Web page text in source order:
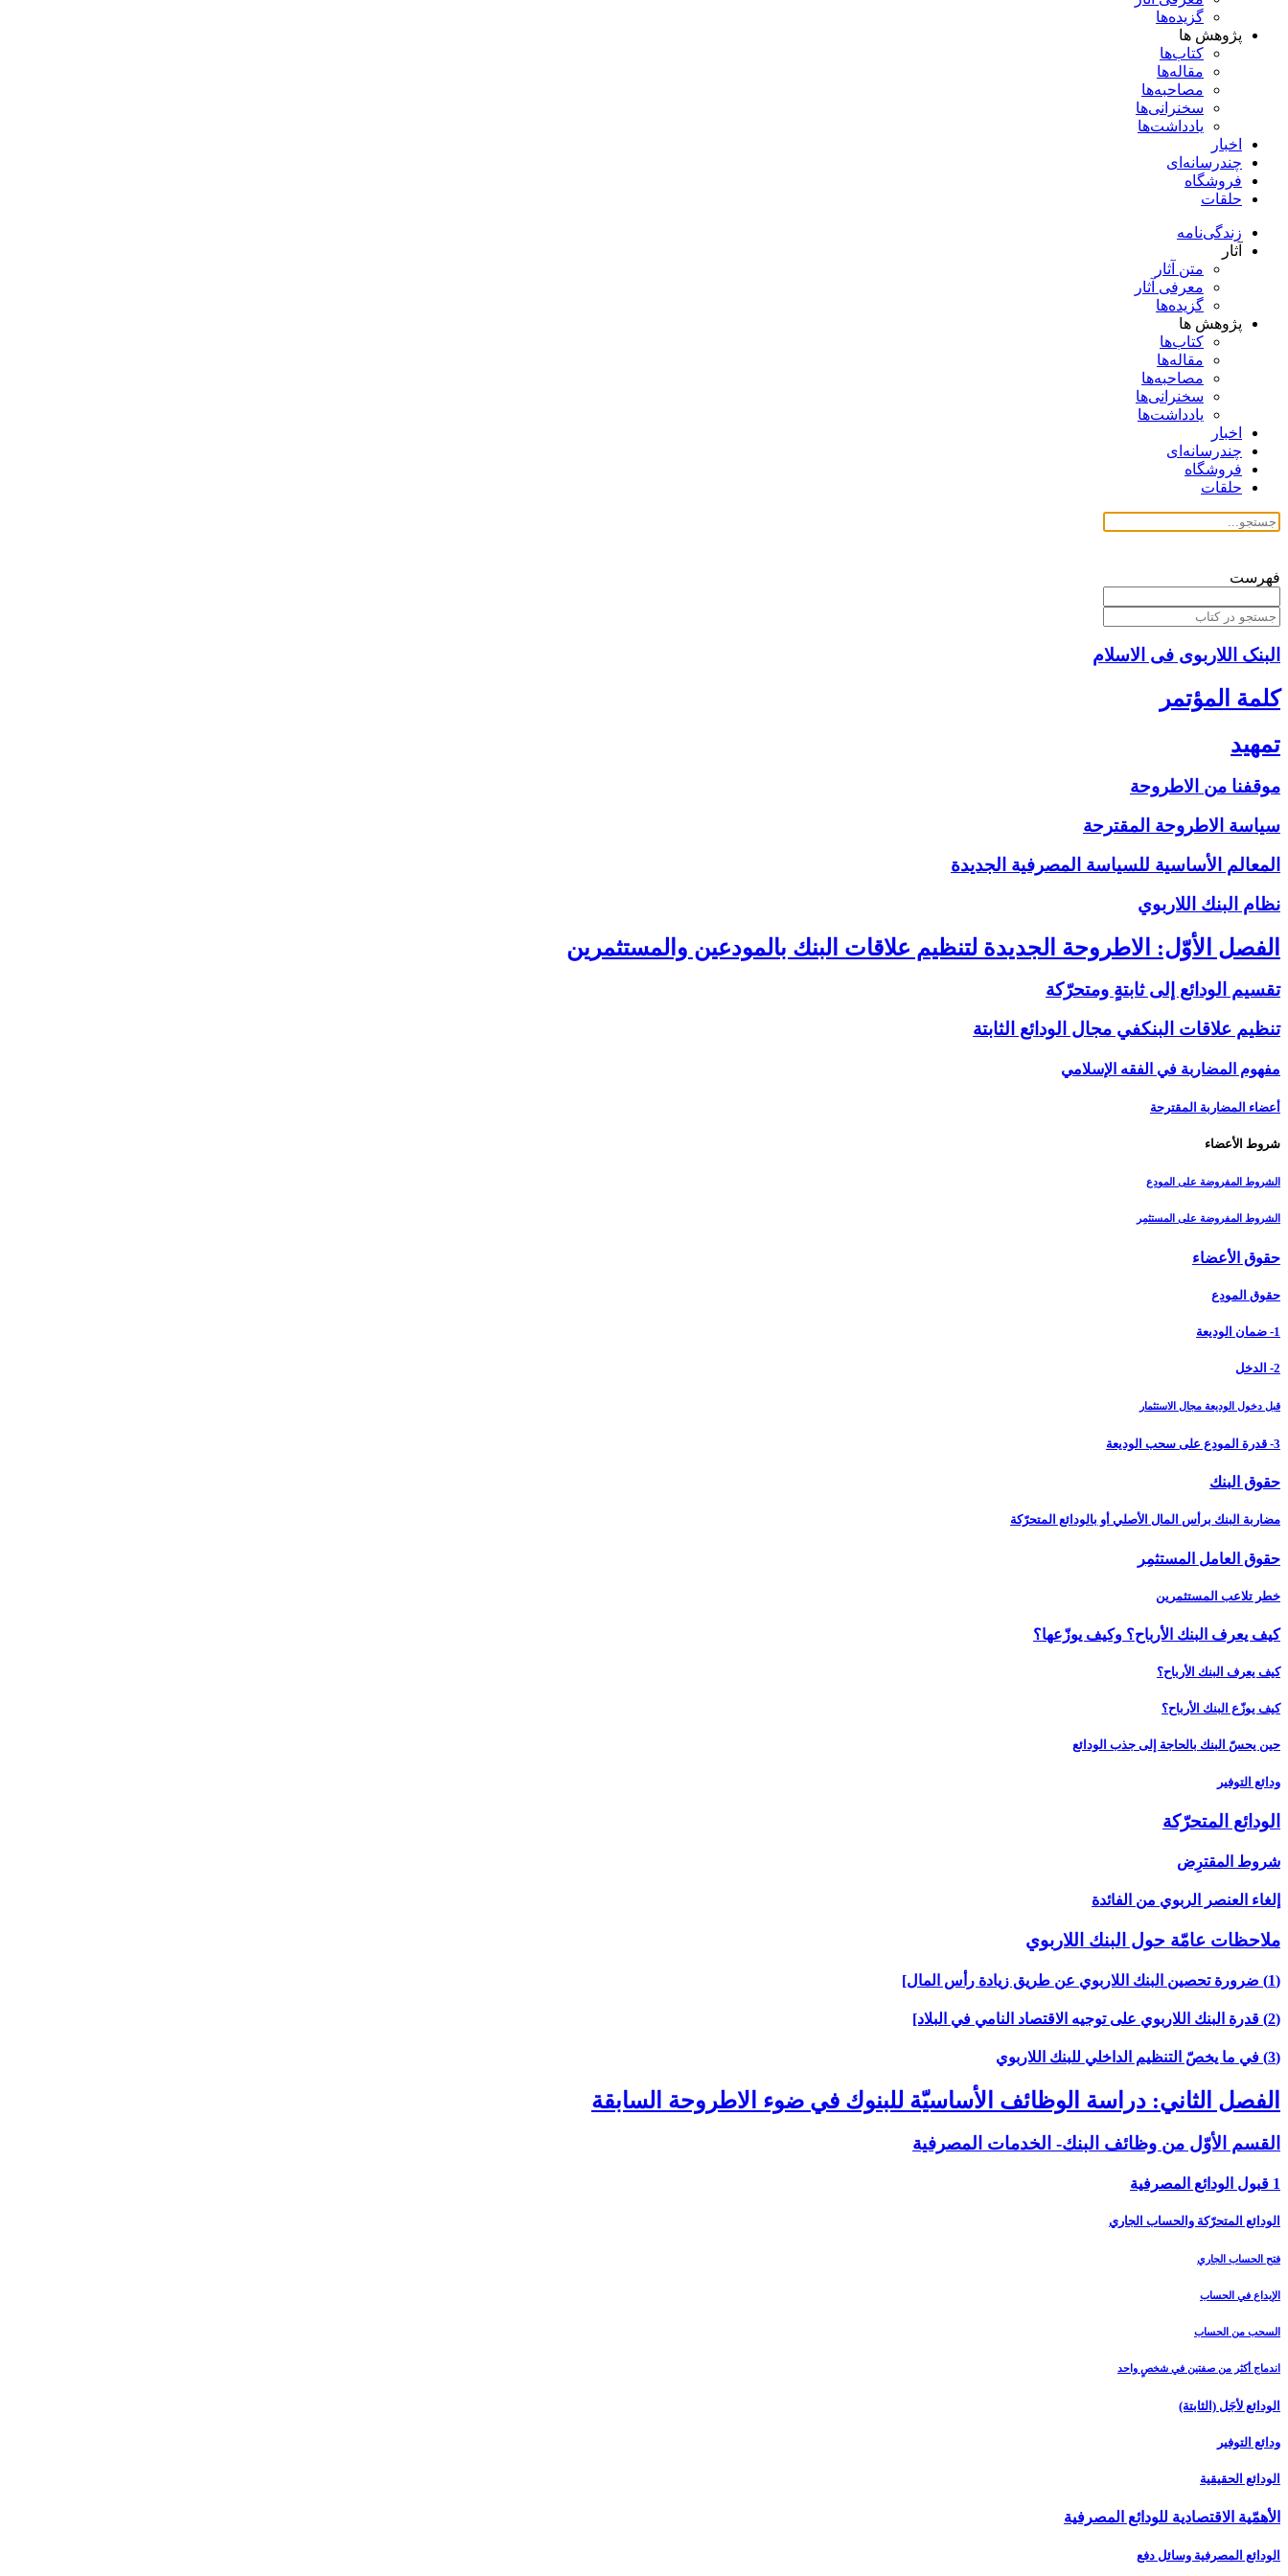
گزیده‌ها
پژوهش ها
کتاب‌ها
مقاله‌ها
مصاحبه‌ها
سخنرانی‌ها
یادداشت‌ها
اخبار
چندرسانه‌ای
فروشگاه
حلقات
زندگی‌نامه
آثار
متن آثار
معرفی آثار
گزیده‌ها
پژوهش ها
کتاب‌ها
مقاله‌ها
مصاحبه‌ها
سخنرانی‌ها
یادداشت‌ها
اخبار
چندرسانه‌ای
فروشگاه
حلقات
فهرست
البنک اللاربوی فی الاسلام
كلمة المؤتمر
تمهيد
موقفنا من الاطروحة
سياسة الاطروحة المقترحة
المعالم الأساسية للسياسة المصرفية الجديدة
نظام البنك اللاربوي‏
الفصل الأوّل: الاطروحة الجديدة لتنظيم علاقات البنك بالمودعين والمستثمرين‏
تقسيم الودائع إلى ثابتةٍ ومتحرّكة
تنظيم علاقات البنك‏في مجال الودائع الثابتة
مفهوم المضاربة في الفقه الإسلامي
أعضاء المضاربة المقترحة
شروط الأعضاء
الشروط المفروضة على المودِع
الشروط المفروضة على المستثمِر
حقوق الأعضاء
حقوق المودِع
1- ضمان الوديعة
2- الدخل
قبل دخول الوديعة مجال الاستثمار
3- قدرة المودِع على سحب الوديعة
حقوق البنك
مضاربة البنك برأس المال الأصلي أو بالودائع المتحرّكة
حقوق العامل المستثمِر
خطر تلاعب المستثمرين
كيف يعرف البنك الأرباح؟ وكيف يوزّعها؟
كيف يعرف البنك الأرباح؟
كيف يوزّع البنك الأرباح؟
حين يحسّ البنك بالحاجة إلى جذب الودائع
ودائع التوفير
الودائع المتحرّكة
شروط المقترِض
إلغاء العنصر الربوي من الفائدة
ملاحظات عامّة حول البنك اللاربوي‏
(1) ضرورة تحصين البنك اللاربوي عن طريق زيادة رأس المال‏]
(2) قدرة البنك اللاربوي على توجيه الاقتصاد النامي في البلاد]
(3) في ما يخصّ التنظيم الداخلي للبنك اللاربوي‏
الفصل الثاني: دراسة الوظائف الأساسيّة للبنوك في ضوء الاطروحة السابقة
القسم الأوّل من وظائف البنك- الخدمات المصرفية
1 قبول الودائع المصرفية
الودائع المتحرّكة والحساب الجاري
فتح الحساب الجاري
الإيداع في الحساب
السحب من الحساب
اندماج أكثر من صفتين في شخصٍ واحد
الودائع لأجَل (الثابتة)
ودائع التوفير
الودائع الحقيقية
الأهمّية الاقتصادية للودائع المصرفية
الودائع المصرفية وسائل دفع